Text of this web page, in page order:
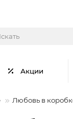
Акции
Любовь в